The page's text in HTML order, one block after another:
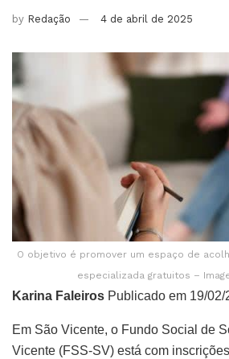
by Redação 4 de abril de 2025
O objetivo é promover um espaço de
especializada gratuitos –
Karina Faleiros Publicado em 19/02/
Em São Vicente, o Fundo Social de
Vicente (FSS-SV) está com